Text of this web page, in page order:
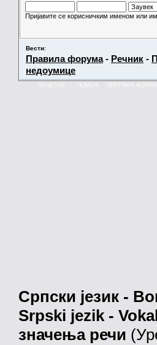
Пријавите се корисничким именом или
Вести:
Правила форума- Речник -
недоумице
Српски језик -
Srpski jezik -
значења речи